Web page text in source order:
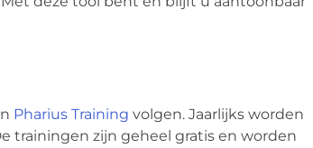
Pharius Training volgen. Jaarlijks worden
trainingen zijn geheel gratis en worden